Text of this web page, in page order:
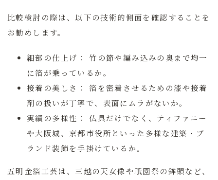
比較検討の際は、以下の技術的側面を確認することを
お勧めします。
細部の仕上げ：
竹の節や編み込みの奥まで均一
に箔が乗っているか。
接着の美しさ：
箔を密着させるための漆や接着
剤の扱いが丁寧で、表面にムラがないか。
実績の多様性：
仏具だけでなく、ティファニー
や大阪城、京都市役所といった多様な建築・ブ
ランド装飾を手掛けているか。
五明金箔工芸は、三越の天女像や祇園祭の鉾頭など、